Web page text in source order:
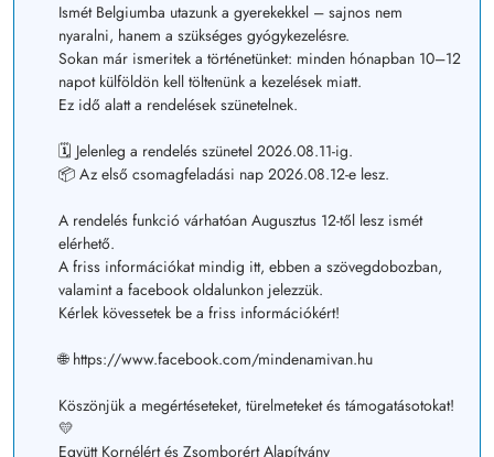
Ismét Belgiumba utazunk a gyerekekkel – sajnos nem
nyaralni, hanem a szükséges gyógykezelésre.
Sokan már ismeritek a történetünket: minden hónapban 10–12
napot külföldön kell töltenünk a kezelések miatt.
Ez idő alatt a rendelések szünetelnek.
🗓️ Jelenleg a rendelés szünetel 2026.08.11-ig.
📦 Az első csomagfeladási nap 2026.08.12-e lesz.
A rendelés funkció várhatóan Augusztus 12-től lesz ismét
elérhető.
A friss információkat mindig itt, ebben a szövegdobozban,
valamint a facebook oldalunkon jelezzük.
Kérlek kövessetek be a friss információkért!
🌐 https://www.facebook.com/mindenamivan.hu
Köszönjük a megértéseteket, türelmeteket és támogatásotokat!
💛
Együtt Kornélért és Zsomborért Alapítvány